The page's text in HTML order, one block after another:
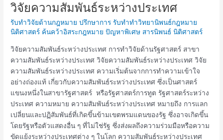
วิจัยความสัมพันธ์ระหว่างประเทศ
รับทำวิจัยด้านกฎหมาย ปรึกษาการ รับทำทำวิทยานิพนธ์กฎหมาย
นิติศาสตร์ ค้นคว้าอิสระกฎหมาย ปัญหาพิเศษ สารนิพนธ์ นิติศาสตร์
วิจัยความสัมพันธ์ระหว่างประเทศ การทำวิจัยด้านรัฐศาสตร์ สาขา
ความสัมพันธ์ระหว่างประเทศ วิจัยความสัมพันธ์ระหว่างประเทศ วิจัย
ความสัมพันธ์ระหว่างประเทศ ความเริ่มต้นจากการทำความเข้าใจ
อย่างถ่องแท้ เกี่ยวกับความสัมพันธ์ระหว่างประเทศ ซึ่งเป็นศาสตร์
แขนงหนึ่งในสาขารัฐศาสตร์ หรือรัฐศาสตร์การทูต รัฐศาสตร์ระหว่าง
ประเทศ ความหมาย ความสัมพันธ์ระหว่างประเทศ หมายถึง การแลก
เปลี่ยนและปฏิสัมพันธ์ที่เกิดขึ้นข้ามเขตพรมแดนของรัฐ ซึ่งอาจเกิดขึ้น
โดยรัฐหรือตัวแสดงอื่น ๆ ที่ไม่ใช่รัฐ ซึ่งส่งผลถึงความร่วมมือหรือความ
ขัดแย้งระหว่างประเทศต่าง ๆ ในโลก ความสัมพันธ์ระหว่างประเทศ
วิจัย
สัมพันธ์
ประเทศ